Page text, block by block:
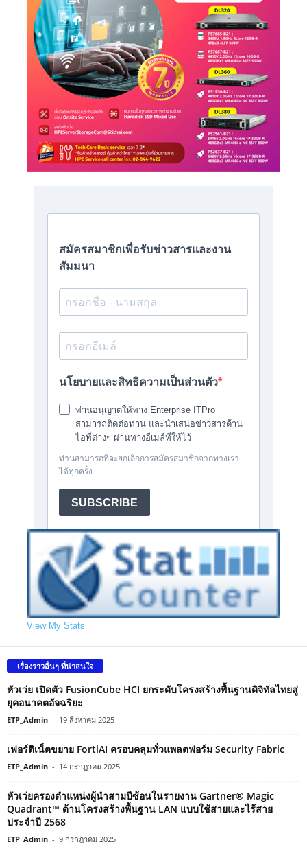
View My Stats
เรื่องราวอื่นๆ ที่น่าสนใจ
หัวเว่ย เปิดตัว FusionCube HCI ยกระดับโครงสร้างพื้นฐานดิจิทัลไทยสู่
ยุคอนาคตอัจฉริยะ
ETP_Admin - 19 สิงหาคม 2025
เฟอร์ติเน็ตขยาย FortiAI ครอบคลุมทั่วแพลตฟอร์ม Security Fabric
ETP_Admin - 14 กรกฎาคม 2025
หัวเว่ยครองตำแหน่งผู้นำสามปีซ้อนในรายงาน Gartner® Magic
Quadrant™ ด้านโครงสร้างพื้นฐาน LAN แบบใช้สายและไร้สาย
ประจำปี 2568
ETP_Admin - 9 กรกฎาคม 2025